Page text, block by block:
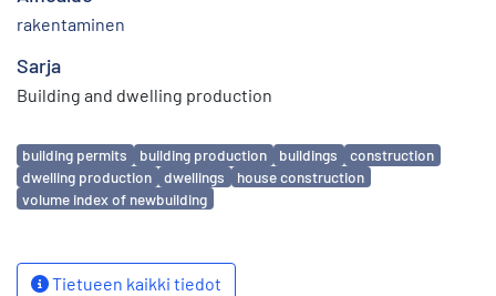
rakentaminen
Sarja
Building and dwelling production
Avainsanat
building permits building production buildings
construction
dwelling production
dwellings
house construction
volume index of newbuilding
Tietueen kaikki tiedot